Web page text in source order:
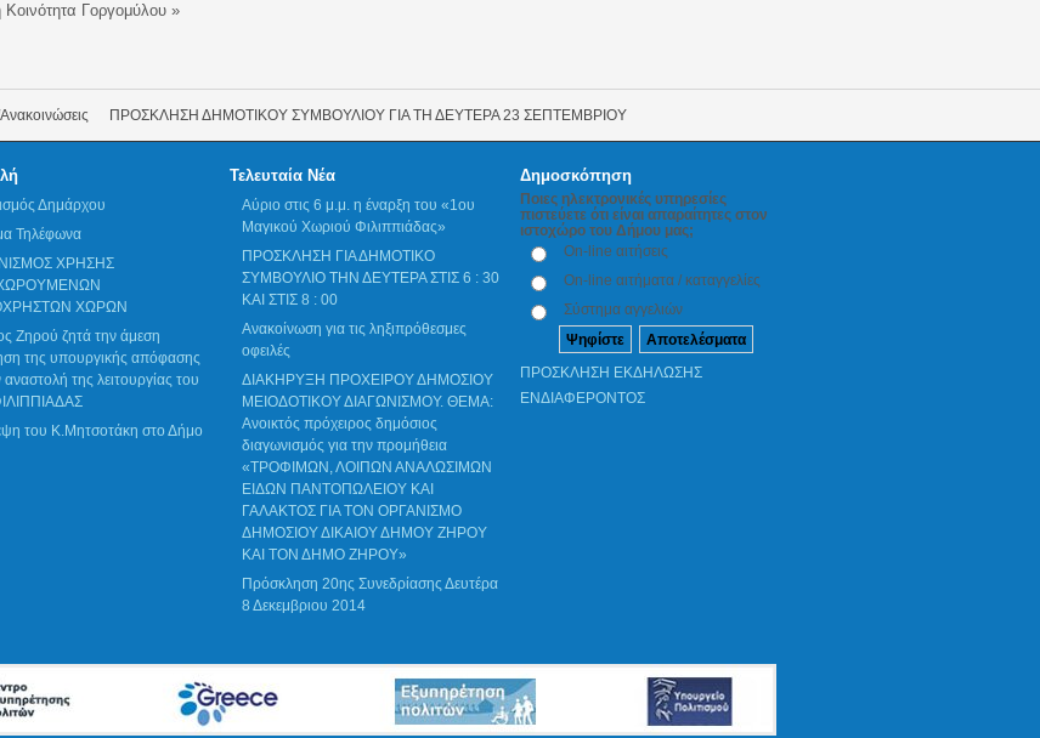
Κοινότητα Γοργομύλου »
ΠΡΟΣΚΛΗΣΗ ΔΗΜΟΤΙΚΟΥ ΣΥΜΒΟΥΛΙΟΥ ΓΙΑ ΤΗ ΔΕΥΤΕΡΑ 23 ΣΕΠΤΕΜΒΡΙΟΥ
Δημάρχου
Τηλέφωνα
ΧΡΗΣΗΣ
ΧΩΡΩΝ
Ζηρού ζητά την άμεση
της υπουργικής απόφασης
αναστολή της λειτουργίας του
του Κ.Μητσοτάκη στο Δήμο
Τελευταία Νέα
Αύριο στις 6 μ.μ. η έναρξη του «1ου
Μαγικού Χωριού Φιλιππιάδας»
ΠΡΟΣΚΛΗΣΗ ΓΙΑ ΔΗΜΟΤΙΚΟ
ΣΥΜΒΟΥΛΙΟ ΤΗΝ ΔΕΥΤΕΡΑ ΣΤΙΣ 6 : 30
ΚΑΙ ΣΤΙΣ 8 : 00
Ανακοίνωση για τις ληξιπρόθεσμες
οφειλές
ΔΙΑΚΗΡΥΞΗ ΠΡΟΧΕΙΡΟΥ ΔΗΜΟΣΙΟΥ
ΜΕΙΟΔΟΤΙΚΟΥ ΔΙΑΓΩΝΙΣΜΟΥ. ΘΕΜΑ:
Ανοικτός πρόχειρος δημόσιος
διαγωνισμός για την προμήθεια
«ΤΡΟΦΙΜΩΝ, ΛΟΙΠΩΝ ΑΝΑΛΩΣΙΜΩΝ
ΕΙΔΩΝ ΠΑΝΤΟΠΩΛΕΙΟΥ ΚΑΙ
ΓΑΛΑΚΤΟΣ ΓΙΑ ΤΟΝ ΟΡΓΑΝΙΣΜΟ
ΔΗΜΟΣΙΟΥ ΔΙΚΑΙΟΥ ΔΗΜΟΥ ΖΗΡΟΥ
ΚΑΙ ΤΟΝ ΔΗΜΟ ΖΗΡΟΥ»
Πρόσκληση 20ης Συνεδρίασης Δευτέρα
8 Δεκεμβριου 2014
Δημοσκόπηση
Ποιες ηλεκτρονικές υπηρεσίες
πιστεύετε ότι είναι απαραίτητες στον
ιστοχώρο του Δήμου μας;
On-line αιτήσεις
On-line αιτήματα / καταγγελίες
Σύστημα αγγελιών
ΠΡΟΣΚΛΗΣΗ ΕΚΔΗΛΩΣΗΣ
ΕΝΔΙΑΦΕΡΟΝΤΟΣ